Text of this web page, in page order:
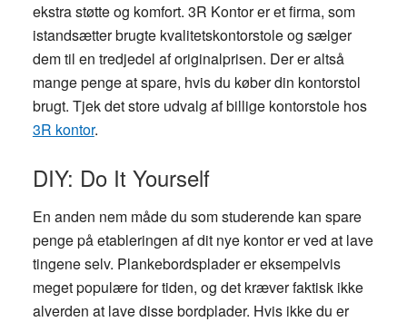
ekstra støtte og komfort. 3R Kontor er et firma, som
istandsætter brugte kvalitetskontorstole og sælger
dem til en tredjedel af originalprisen. Der er altså
mange penge at spare, hvis du køber din kontorstol
brugt. Tjek det store udvalg af billige kontorstole hos
3R kontor.
DIY: Do It Yourself
En anden nem måde du som studerende kan spare
penge på etableringen af dit nye kontor er ved at lave
tingene selv. Plankebordsplader er eksempelvis
meget populære for tiden, og det kræver faktisk ikke
alverden at lave disse bordplader. Hvis ikke du er